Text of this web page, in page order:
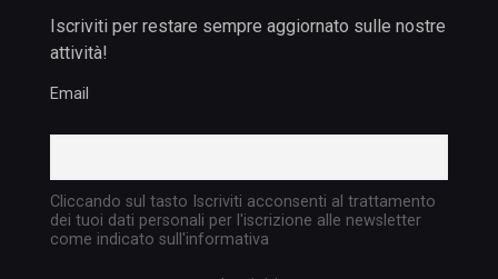
Iscriviti per restare sempre aggiornato sulle nostre
attività!
Email
Cliccando sul tasto Iscriviti acconsenti al trattamento
dei tuoi dati personali per l'iscrizione alle newsletter
come indicato sull'informativa